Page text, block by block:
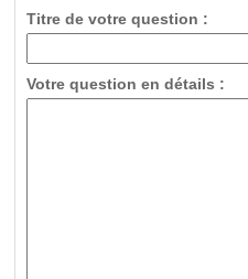
Titre de votre question :
Votre question en détails :